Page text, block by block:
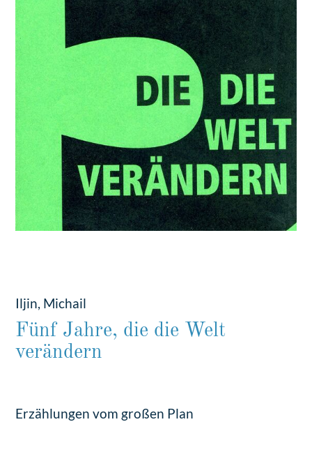
Iljin, Michail
Fünf Jahre, die die Welt
verändern
Erzählungen vom großen Plan